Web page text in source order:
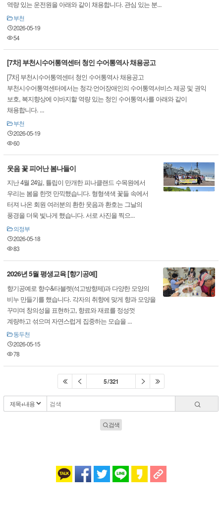
역량 있는 운전원을 아래와 같이 채용합니다. 관심 있는 분...
부천
2026-05-19
54
[7차] 부천시수어통역센터 청인 수어통역사 채용공고
[7차] 부천시수어통역센터 청인 수어통역사 채용공고
부천시수어통역센터에서는 청각·언어장애인의 수어통역서비스 제공 및 권익
보호, 복지향상에 이바지할 역량 있는 청인 수어통역사를 아래와 같이
채용합니다. ...
부천
2026-05-19
60
웃음 꽃 피어난 봄나들이
지난 4월 24일, 튤립이 만개한 피나클랜드 수목원에서
우리는 봄을 한껏 만끽했습니다. 형형색색 꽃들 속에서
터져 나온 회원 여러분의 환한 웃음과 환호는 그날의
풍경을 더욱 빛나게 했습니다. 서로 사진을 찍으...
의정부
2026-05-18
83
2026년 5월 평생교육 [향기공예]
향기공예로 향수&타블렛(석고방향제)과 다양한 모양의
비누 만들기를 했습니다. 각자의 취향에 맞게 향과 모양을
꾸미며 창의성을 표현하고, 향료와 재료를 정성껏
계량하고 섞으며 자연스럽게 집중하는 모습을 ...
동두천
2026-05-15
78
5 / 321
검색